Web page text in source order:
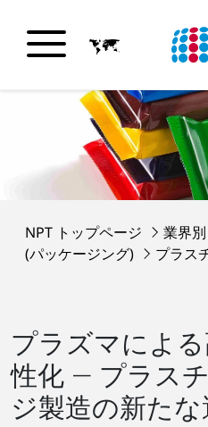
NPT トップページ 業界
(パッケージング)
プラス
プラズマによ
性化 ― プラス
ジ製造の新た